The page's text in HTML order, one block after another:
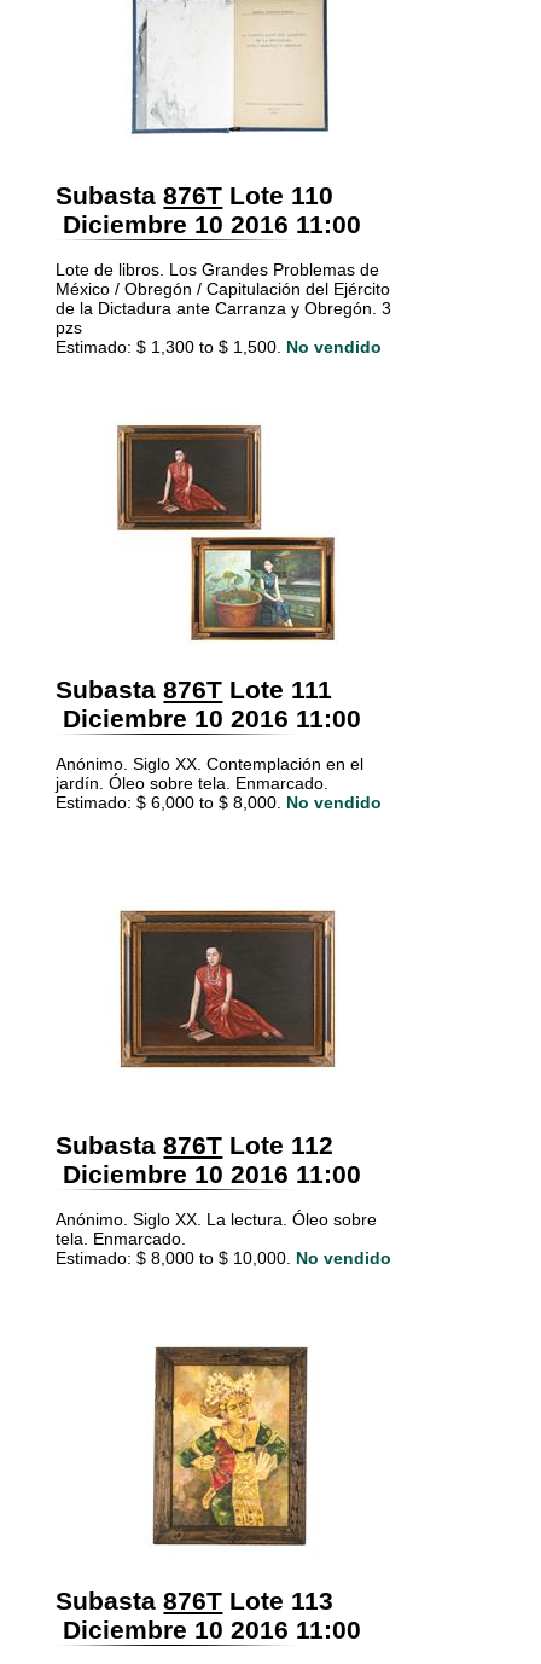
Subasta 876T Lote 110
Diciembre 10 2016 11:00
Lote de libros. Los Grandes Problemas de
México / Obregón / Capitulación del Ejército
de la Dictadura ante Carranza y Obregón. 3
pzs
Estimado: $ 1,300 to $ 1,500. No vendido
Subasta 876T Lote 111
Diciembre 10 2016 11:00
Anónimo. Siglo XX. Contemplación en el
jardín. Óleo sobre tela. Enmarcado.
Estimado: $ 6,000 to $ 8,000. No vendido
Subasta 876T Lote 112
Diciembre 10 2016 11:00
Anónimo. Siglo XX. La lectura. Óleo sobre
tela. Enmarcado.
Estimado: $ 8,000 to $ 10,000. No vendido
Subasta 876T Lote 113
Diciembre 10 2016 11:00